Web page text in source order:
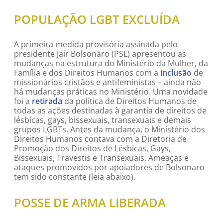
POPULAÇÃO LGBT EXCLUÍDA
A primeira medida provisória assinada pelo
presidente Jair Bolsonaro (PSL) apresentou as
mudanças na estrutura do Ministério da Mulher, da
Família e dos Direitos Humanos com a inclusão de
missionários cristãos e antifeministas – ainda não
há mudanças práticas no Ministério. Uma novidade
foi a retirada da política de Direitos Humanos de
todas as ações destinadas à garantia de direitos de
lésbicas, gays, bissexuais, transexuais e demais
grupos LGBTs. Antes da mudança, o Ministério dos
Direitos Humanos contava com a Diretoria de
Promoção dos Direitos de Lésbicas, Gays,
Bissexuais, Travestis e Transexuais. Ameaças e
ataques promovidos por apoiadores de Bolsonaro
tem sido constante (leia abaixo).
POSSE DE ARMA LIBERADA